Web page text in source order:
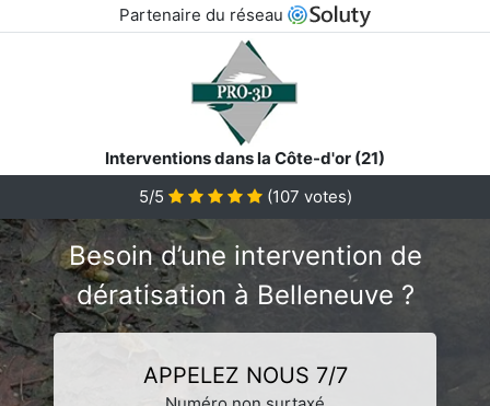
Partenaire du réseau
Interventions dans la Côte-d'or (21)
5/5
(107 votes)
Besoin d’une intervention de
dératisation à Belleneuve ?
APPELEZ NOUS 7/7